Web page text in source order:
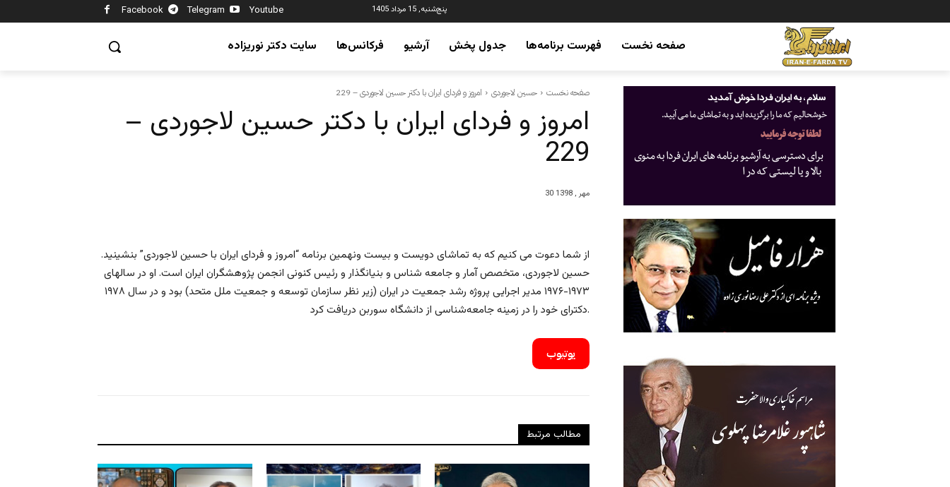
Facebook Telegram Youtube پنج‌شنبه, 15 مرداد 1405
صفحه نخست فهرست برنامه‌ها جدول پخش آرشیو فرکانس‌ها سایت دکتر نوریزاده
صفحه نخست حسین لاجوردی امروز و فردای ایران با دکتر حسین لاجوردی – 229
امروز و فردای ایران با دکتر حسین لاجوردی –
229
30 مهر , 1398
از شما دعوت می کنیم که به تماشای دویست و بیست ونهمین برنامه “امروز و فردای ایران با حسین لاجوردی” بنشینید.
حسین لاجوردی، متخصص آمار و جامعه‌ شناس و بنیانگذار و رئیس کنونی انجمن پژوهشگران ایران است. او در سالهای
۱۹۷۳-۱۹۷۶ مدیر اجرایی پروژه رشد جمعیت در ایران (زیر نظر سازمان توسعه و جمعیت ملل متحد) بود و در سال ۱۹۷۸
دکترای خود را در زمینه جامعه‌شناسی از دانشگاه سوربن دریافت کرد.
یوتیوب
مطالب مرتبط